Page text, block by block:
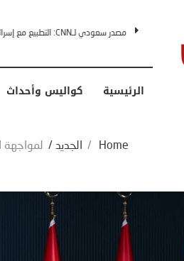
البابا: “لا أخشى ترامب” .. ردا على
الرئيسية كواليس وأحداث
Home
/ الجديد / لمواجهة